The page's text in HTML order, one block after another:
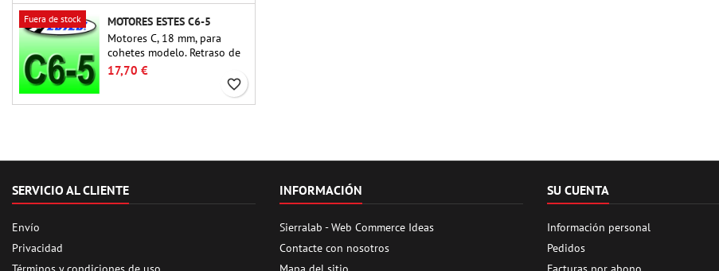
adecuado para la gran
mayoría de cohetes Estes y
similares.
Fuera de stock
MOTORES ESTES C6-5
Motores C, 18 mm, para
cohetes modelo. Retraso de
5 segundos, para cohetes de
una sola etapa.
17,70 €
favorite_border
SERVICIO AL CLIENTE
Envío
Privacidad
INFORMACIÓN
Sierralab - Web Commerce Ideas
Contacte con nosotros
SU CUENTA
Información personal
Pedidos